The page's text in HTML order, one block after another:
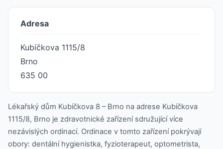
Adresa
Kubíčkova 1115/8
Brno
635 00
Lékařský dům Kubíčkova 8 – Brno na adrese Kubíčkova
1115/8, Brno je zdravotnické zařízení sdružující více
nezávislých ordinací. Ordinace v tomto zařízení pokrývají
obory: dentální hygienistka, fyzioterapeut, optometrista,